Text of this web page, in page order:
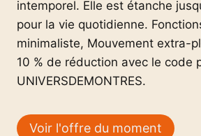
intemporel. Elle est étanche
pour la vie quotidienne.
minimaliste, Mouvement extra-
10 % de réduction avec le code
UNIVERSDEMONTRES.
Voir l'offre du moment